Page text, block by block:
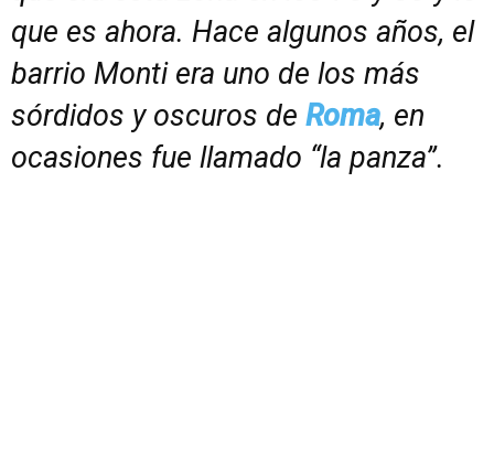
que es ahora. Hace algunos años, el
barrio Monti era uno de los más
sórdidos y oscuros de Roma, en
ocasiones fue llamado “la panza”.